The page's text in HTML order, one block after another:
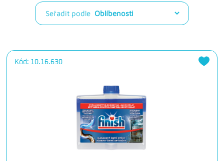
Seřadit podle
Kód: 10.16.630